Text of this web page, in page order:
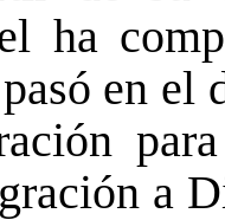
ha
en el
a